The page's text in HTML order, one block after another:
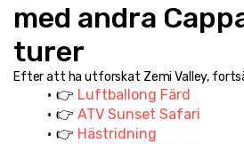
med andra
turer
Efter att ha utforskat Zemi Valley,
👉 Luftballong Färd
👉 ATV Sunset Safari
👉 Hästridning